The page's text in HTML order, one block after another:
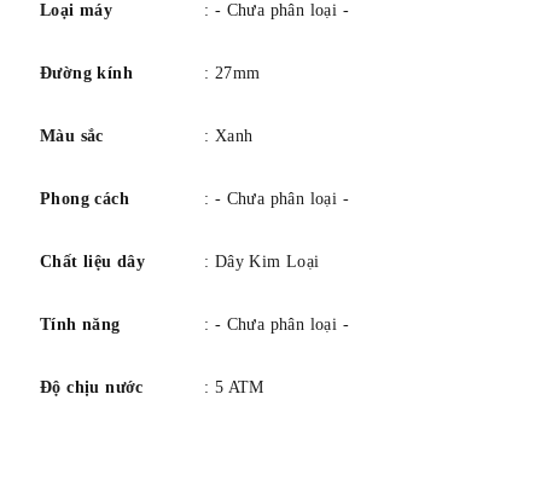
Loại máy : - Chưa phân loại -
Đường kính : 27mm
Màu sắc : Xanh
Phong cách : - Chưa phân loại -
Chất liệu dây : Dây Kim Loại
Tính năng : - Chưa phân loại -
Độ chịu nước : 5 ATM